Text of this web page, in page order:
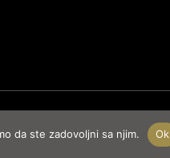
da ste zadovoljni sa njim. Ok